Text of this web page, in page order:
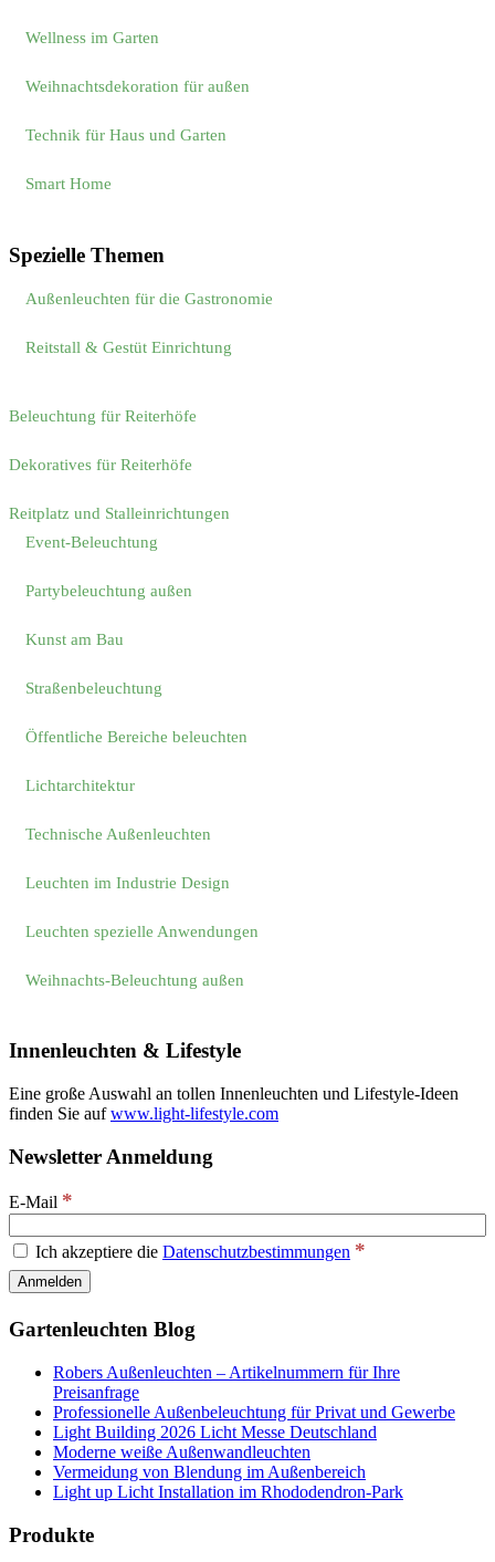
Wellness im Garten
Weihnachtsdekoration für außen
Technik für Haus und Garten
Smart Home
Spezielle Themen
Außenleuchten für die Gastronomie
Reitstall & Gestüt Einrichtung
Beleuchtung für Reiterhöfe
Dekoratives für Reiterhöfe
Reitplatz und Stalleinrichtungen
Event-Beleuchtung
Partybeleuchtung außen
Kunst am Bau
Straßenbeleuchtung
Öffentliche Bereiche beleuchten
Lichtarchitektur
Technische Außenleuchten
Leuchten im Industrie Design
Leuchten spezielle Anwendungen
Weihnachts-Beleuchtung außen
Innenleuchten & Lifestyle
Eine große Auswahl an tollen Innenleuchten und Lifestyle-Ideen
finden Sie aufwww.light-lifestyle.com
Newsletter Anmeldung
E-Mail *
Ich akzeptiere die Datenschutzbestimmungen *
Gartenleuchten Blog
Robers Außenleuchten – Artikelnummern für Ihre
Preisanfrage
Professionelle Außenbeleuchtung für Privat und Gewerbe
Light Building 2026 Licht Messe Deutschland
Moderne weiße Außenwandleuchten
Vermeidung von Blendung im Außenbereich
Light up Licht Installation im Rhododendron-Park
Produkte